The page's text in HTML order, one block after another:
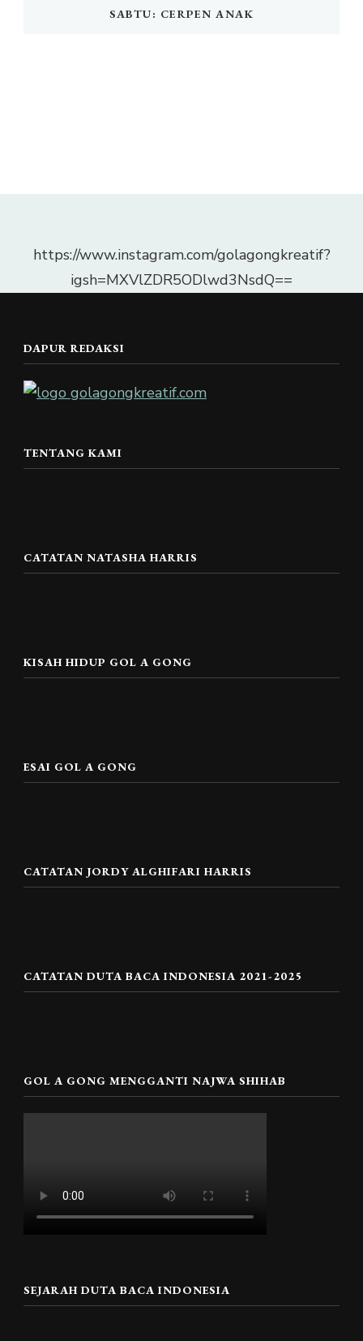
SABTU: CERPEN ANAK
https://www.instagram.com/golagongkreatif?
igsh=MXVlZDR5ODlwd3NsdQ==
DAPUR REDAKSI
TENTANG KAMI
CATATAN NATASHA HARRIS
KISAH HIDUP GOL A GONG
ESAI GOL A GONG
CATATAN JORDY ALGHIFARI HARRIS
CATATAN DUTA BACA INDONESIA 2021-2025
GOL A GONG MENGGANTI NAJWA SHIHAB
SEJARAH DUTA BACA INDONESIA